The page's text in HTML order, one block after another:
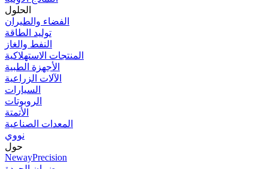
الحلول
الفضاء والطيران
توليد الطاقة
النفط والغاز
المنتجات الاستهلاكية
الأجهزة الطبية
الآلات الزراعية
السيارات
الروبوتات
الأتمتة
المعدات الصناعية
نووي
حول
NewayPrecision